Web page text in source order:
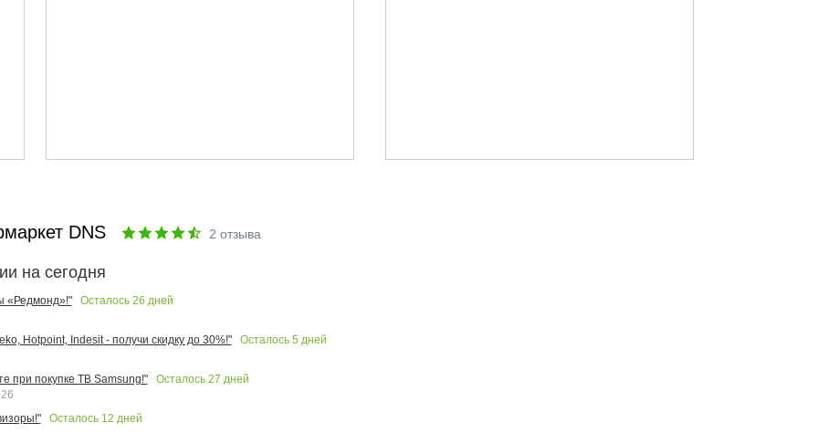
DNS 2 отзыва
на сегодня
«Редмонд»!" Осталось 26 дней
Hotpoint, Indesit - получи скидку до 30%!" Осталось 5 дней
при покупке ТВ Samsung!" Осталось 27 дней
Осталось 12 дней